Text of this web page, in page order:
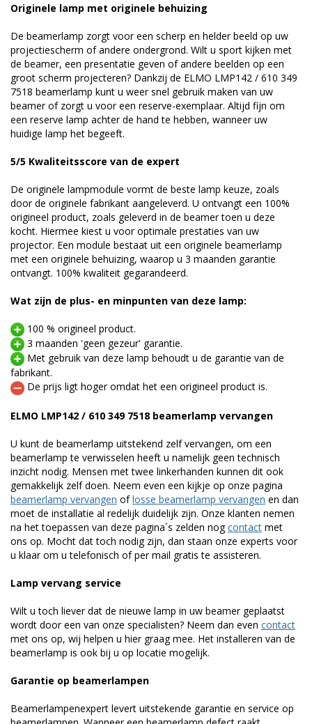
Originele lamp met originele behuizing
De beamerlamp zorgt voor een scherp en helder beeld op uw
projectiescherm of andere ondergrond. Wilt u sport kijken met
de beamer, een presentatie geven of andere beelden op een
groot scherm projecteren? Dankzij de ELMO LMP142 / 610 349
7518 beamerlamp kunt u weer snel gebruik maken van uw
beamer of zorgt u voor een reserve-exemplaar. Altijd fijn om
een reserve lamp achter de hand te hebben, wanneer uw
huidige lamp het begeeft.
5/5 Kwaliteitsscore van de expert
De originele lampmodule vormt de beste lamp keuze, zoals
door de originele fabrikant aangeleverd. U ontvangt een 100%
origineel product, zoals geleverd in de beamer toen u deze
kocht. Hiermee kiest u voor optimale prestaties van uw
projector. Een module bestaat uit een originele beamerlamp
met een originele behuizing, waarop u 3 maanden garantie
ontvangt. 100% kwaliteit gegarandeerd.
Wat zijn de plus- en minpunten van deze lamp:
100 % origineel product.
3 maanden 'geen gezeur' garantie.
Met gebruik van deze lamp behoudt u de garantie van de
fabrikant.
De prijs ligt hoger omdat het een origineel product is.
ELMO LMP142 / 610 349 7518 beamerlamp vervangen
U kunt de beamerlamp uitstekend zelf vervangen, om een
beamerlamp te verwisselen heeft u namelijk geen technisch
inzicht nodig. Mensen met twee linkerhanden kunnen dit ook
gemakkelijk zelf doen. Neem even een kijkje op onze pagina
beamerlamp vervangen oflosse beamerlamp vervangen en dan
moet de installatie al redelijk duidelijk zijn. Onze klanten nemen
na het toepassen van deze pagina´s zelden nogcontact met
ons op. Mocht dat toch nodig zijn, dan staan onze experts voor
u klaar om u telefonisch of per mail gratis te assisteren.
Lamp vervang service
Wilt u toch liever dat de nieuwe lamp in uw beamer geplaatst
wordt door een van onze specialisten? Neem dan even contact
met ons op, wij helpen u hier graag mee. Het installeren van de
beamerlamp is ook bij u op locatie mogelijk.
Garantie op beamerlampen
Beamerlampenexpert levert uitstekende garantie en service op